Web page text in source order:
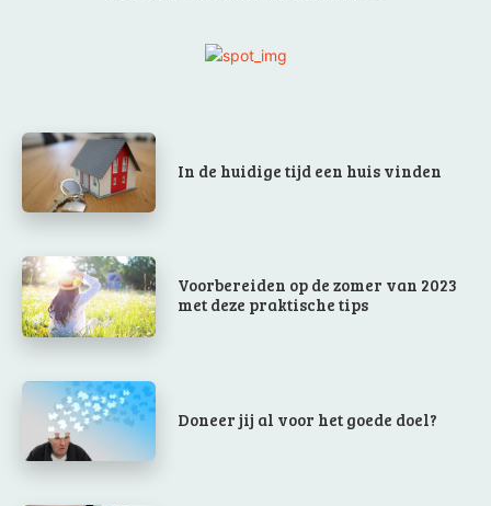
In de huidige tijd een huis vinden
Voorbereiden op de zomer van 2023
met deze praktische tips
Doneer jij al voor het goede doel?